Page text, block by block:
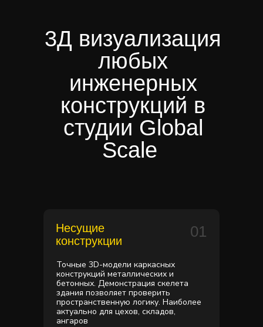
3Д визуализация
любых
инженерных
конструкций в
студии Global
Scale
Несущие
конструкции
Точные 3D-модели каркасных
конструкций металлических и
бетонных. Демонстрация скелета
здания позволяет проверить
пространственную логику. Наиболее
актуально для цехов, складов,
ангаров
01